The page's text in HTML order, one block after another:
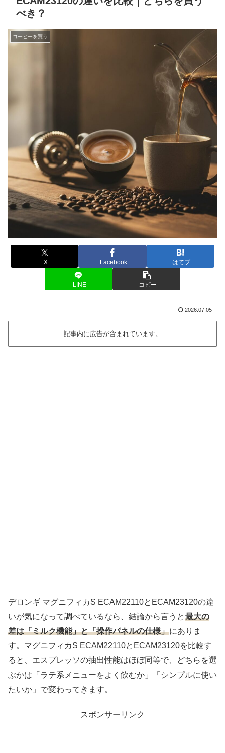
べき？
コーヒーを買う
X Facebook はてブ
LINE コピー
2026.07.05
記事内に広告が含まれています。
デロンギ マグニフィカS ECAM22110とECAM23120の違
いが気になって調べているなら、結論から言うと 最大の
差は「ミルク機能」と「操作パネルの仕様」にありま
す。マグニフィカS ECAM22110とECAM23120を比較す
ると、エスプレッソの抽出性能はほぼ同等で、どちらを選
ぶかは「ラテ系メニューをよく飲むか」「シンプルに使い
たいか」で変わってきます。
スポンサーリンク